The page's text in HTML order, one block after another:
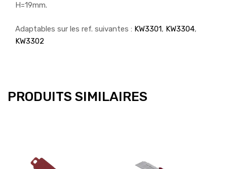
H=19mm.
Adaptables sur les ref. suivantes : KW3301, KW3304,
KW3302
PRODUITS SIMILAIRES